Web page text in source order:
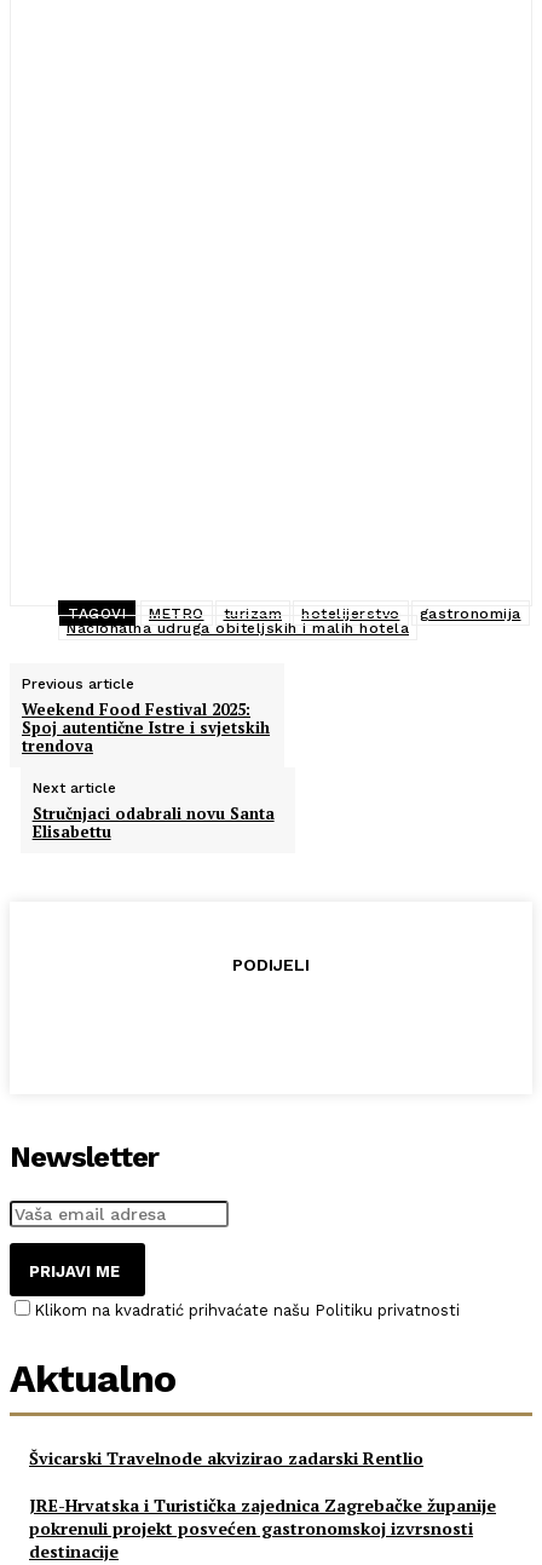
TAGOVI METRO turizam hotelijerstvo
gastronomija
Nacionalna udruga obiteljskih i malih hotela
Previous article
Weekend Food Festival 2025:
Spoj autentične Istre i svjetskih
trendova
Next article
Stručnjaci odabrali novu Santa
Elisabettu
PODIJELI
Newsletter
PRIJAVI ME
Klikom na kvadratić prihvaćate našu Politiku privatnosti
Aktualno
Švicarski Travelnode akvizirao zadarski Rentlio
JRE-Hrvatska i Turistička zajednica Zagrebačke županije
pokrenuli projekt posvećen gastronomskoj izvrsnosti
destinacije